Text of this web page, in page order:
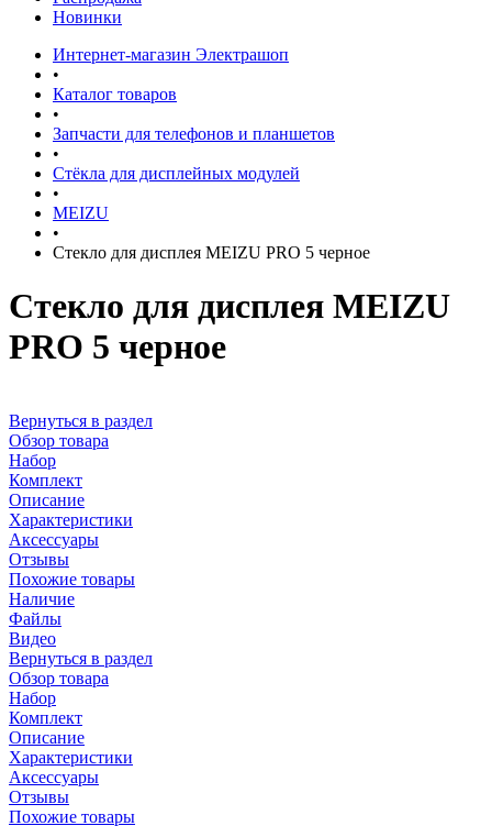
Новинки
Интернет-магазин Электрашоп
•
Каталог товаров
•
Запчасти для телефонов и планшетов
•
Стёкла для дисплейных модулей
•
MEIZU
•
Стекло для дисплея MEIZU PRO 5 черное
Стекло для дисплея MEIZU
PRO 5 черное
Вернуться в раздел
Обзор товара
Набор
Комплект
Описание
Характеристики
Аксессуары
Отзывы
Похожие товары
Наличие
Файлы
Видео
Вернуться в раздел
Обзор товара
Набор
Комплект
Описание
Характеристики
Аксессуары
Отзывы
Похожие товары